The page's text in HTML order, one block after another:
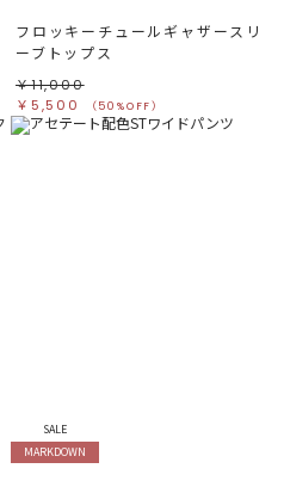
フロッキーチュールギャザースリ
ーブトップス
￥11,000
￥5,500
（50%OFF）
SALE
MARKDOWN